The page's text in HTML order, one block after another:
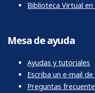
Biblioteca Virtual en
Mesa de ayuda
Ayudas y tutoriales
Escriba un e-mail
Preguntas